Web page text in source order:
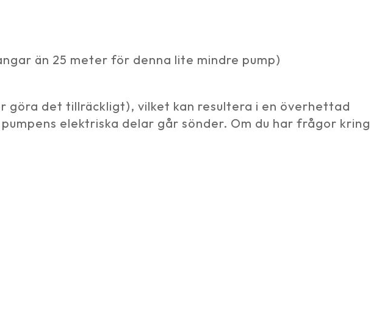
än 25 meter för denna lite mindre pump)
göra det tillräckligt), vilket kan resultera i en överhettad
elektriska delar går sönder. Om du har frågor kring